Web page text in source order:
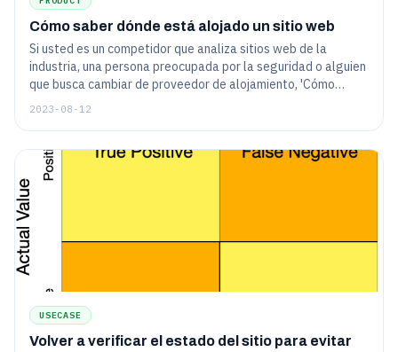
Cómo saber dónde está alojado un sitio web
Si usted es un competidor que analiza sitios web de la
industria, una persona preocupada por la seguridad o alguien
que busca cambiar de proveedor de alojamiento, 'Cómo
encontrar dónde está alojado un sitio web' es el artículo para
2023-08-12
USECASE
Volver a verificar el estado del sitio para evitar